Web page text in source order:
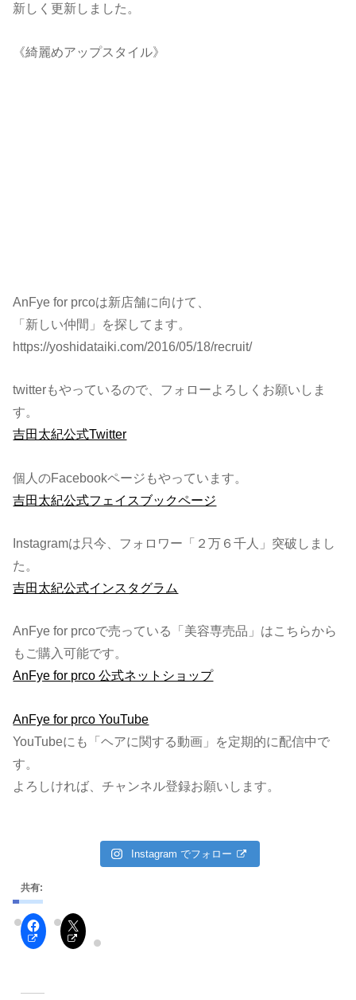
新しく更新しました。
《綺麗めアップスタイル》
AnFye for prcoは新店舗に向けて、
「新しい仲間」を探してます。
https://yoshidataiki.com/2016/05/18/recruit/
twitterもやっているので、フォローよろしくお願いしま
す。
吉田太紀公式Twitter
個人のFacebookページもやっています。
吉田太紀公式フェイスブックページ
Instagramは只今、フォロワー「２万６千人」突破しまし
た。
吉田太紀公式インスタグラム
AnFye for prcoで売っている「美容専売品」はこちらから
もご購入可能です。
AnFye for prco 公式ネットショップ
AnFye for prco YouTube
YouTubeにも「ヘアに関する動画」を定期的に配信中で
す。
よろしければ、チャンネル登録お願いします。
Instagram でフォロー
共有: